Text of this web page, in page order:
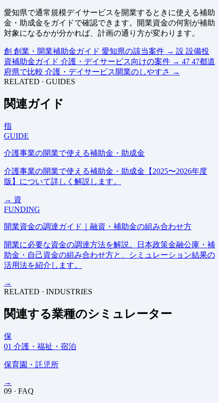
愛知県で通常規模デイサービスを開業するときに使える補助
金・助成金をガイドで確認できます。開業資金の何割が補助
対象になるかが分かれば、計画の通り方が変わります。
創 創業・開業補助金ガイド 愛知県の該当案件 → 設 設備投
資補助金ガイド 介護・デイサービス向けの案件 → 47 47都道
府県で比較 介護・デイサービス開業のしやすさ →
RELATED · GUIDES
関連ガイド
指
GUIDE
介護事業の開業で使える補助金・助成金
介護事業の開業で使える補助金・助成金【2025〜2026年度
版】について詳しく解説します。
→ 資
FUNDING
開業資金の調達ガイド｜融資・補助金の組み合わせ方
開業に必要な資金の調達方法を解説。日本政策金融公庫・補
助金・自己資金の組み合わせ方と、シミュレーション結果の
活用法を紹介します。
→
RELATED · INDUSTRIES
関連する業種のシミュレーター
保
01 介護・福祉・宿泊
保育園・託児所
→
09 · FAQ